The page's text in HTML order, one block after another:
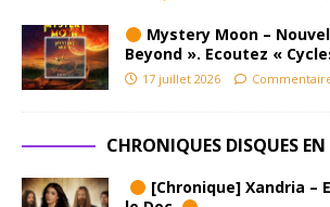
Mystery Moon –
Beyond ». Ecoutez «
17 juillet 2026
CHRONIQUES DISQUES
[Chronique] Xandria –